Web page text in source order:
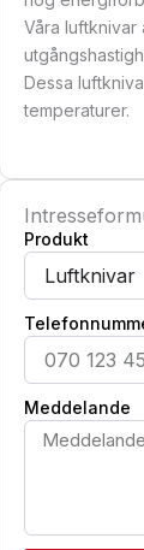
Våra
Dessa
temperaturer.
Produkt
Meddelande